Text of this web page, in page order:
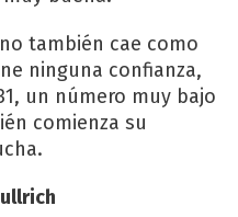
también cae como
ninguna confianza,
un número muy bajo
comienza su